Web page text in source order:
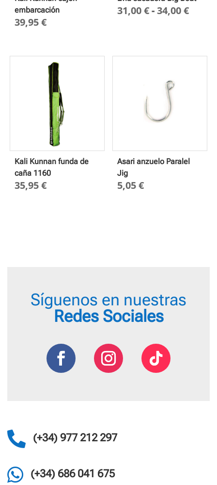
embarcación
39,95€
31,00€-34,00€
31,00
Kali Kunnan funda de
caña 1160
35,95€
Asari anzuelo Paralel
Jig
5,05€
Síguenos en nuestras
Redes Sociales
 (+34) 977 212 297
 (+34) 686 041 675